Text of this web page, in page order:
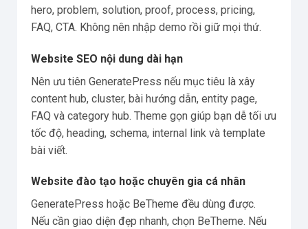
hero, problem, solution, proof, process, pricing,
FAQ, CTA. Không nên nhập demo rồi giữ mọi thứ.
Website SEO nội dung dài hạn
Nên ưu tiên GeneratePress nếu mục tiêu là xây
content hub, cluster, bài hướng dẫn, entity page,
FAQ và category hub. Theme gọn giúp bạn dễ tối ưu
tốc độ, heading, schema, internal link và template
bài viết.
Website đào tạo hoặc chuyên gia cá nhân
GeneratePress hoặc BeTheme đều dùng được.
Nếu cần giao diện đẹp nhanh, chọn BeTheme. Nếu